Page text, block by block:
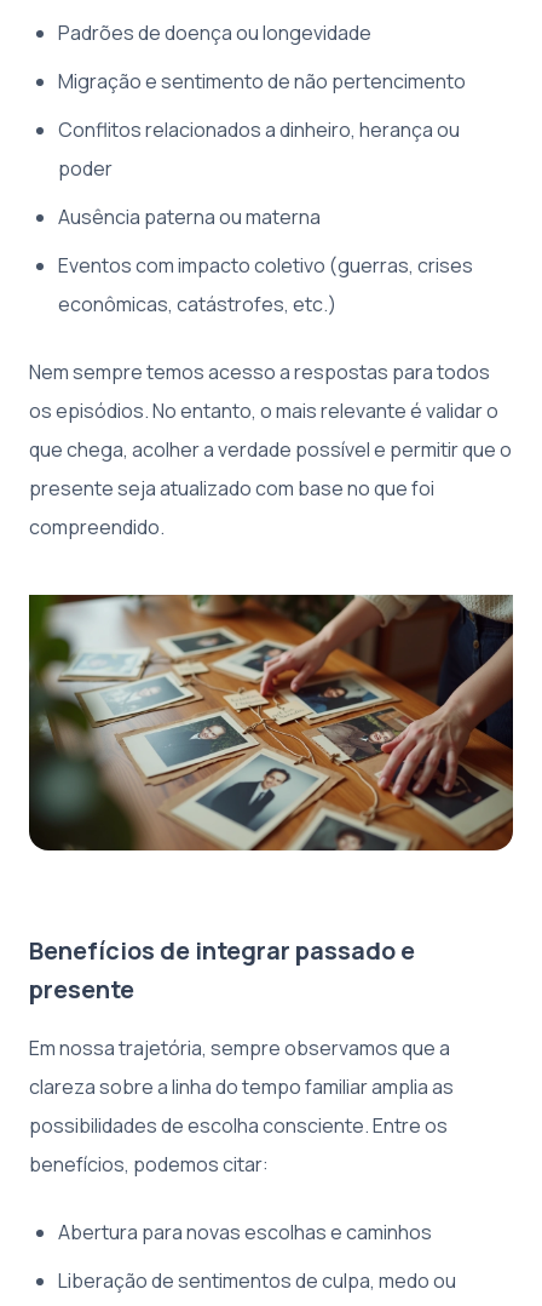
Padrões de doença ou longevidade
Migração e sentimento de não pertencimento
Conflitos relacionados a dinheiro, herança ou
poder
Ausência paterna ou materna
Eventos com impacto coletivo (guerras, crises
econômicas, catástrofes, etc.)
Nem sempre temos acesso a respostas para todos
os episódios. No entanto, o mais relevante é validar o
que chega, acolher a verdade possível e permitir que o
presente seja atualizado com base no que foi
compreendido.
Benefícios de integrar passado e
presente
Em nossa trajetória, sempre observamos que a
clareza sobre a linha do tempo familiar amplia as
possibilidades de escolha consciente. Entre os
benefícios, podemos citar:
Abertura para novas escolhas e caminhos
Liberação de sentimentos de culpa, medo ou